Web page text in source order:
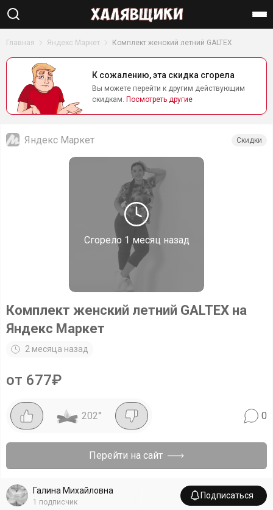
Найти
Главная Яндекс Маркет Комплект женский летний GALTEX
К сожалению, эта скидка сгорела
Вы можете перейти к другим действующим
скидкам. Посмотреть другие
Сгорело 1 месяц назад
Яндекс Маркет Скидки
Комплект женский летний GALTEX на
Яндекс Маркет
2 месяца назад
от 677₽
202° 0
Перейти на сайт
Галина Михайловна
1 подписчик
Подписаться